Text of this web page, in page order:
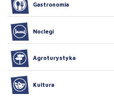
Gastronomia
Noclegi
Agroturystyka
Kultura